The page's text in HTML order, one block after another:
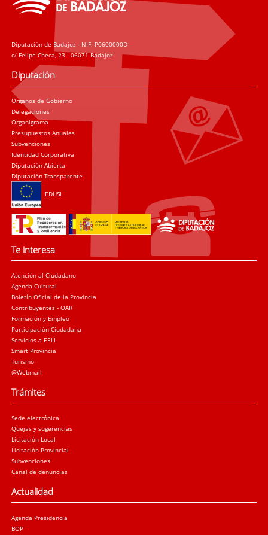
Diputación de Badajoz - NIF: P0600000D
c/ Felipe Checa, 23 - 06071 Badajoz
Diputación
Órganos de Gobierno
Delegaciones
Organigrama
Presupuestos Anuales
Subvenciones
Identidad Corporativa
Diputación Abierta
Diputación Transparente
EDUSI
Te interesa
Atención al Ciudadano
Agenda Cultural
Boletín Oficial de la Provincia
Contribuyentes - OAR
Formación y Empleo
Participación Ciudadana
Servicios a EELL
Smart Provincia
Turismo
@Webmail
Trámites
Sede electrónica
Quejas y sugerencias
Licitación Local
Licitación Provincial
Subvenciones
Canal de denuncias
Actualidad
Agenda Presidencia
BOP